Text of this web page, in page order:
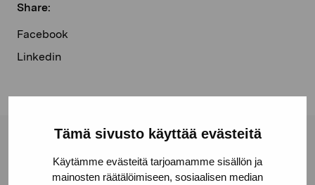
Tämä sivusto käyttää evästeitä
Käytämme evästeitä tarjoamamme sisällön ja
mainosten räätälöimiseen, sosiaalisen median
Share:
Facebook
Linkedin
Pro Artibus Foundation